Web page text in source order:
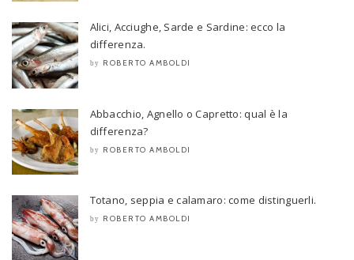
Alici, Acciughe, Sarde e Sardine: ecco la
differenza.
by ROBERTO AMBOLDI
Abbacchio, Agnello o Capretto: qual è la
differenza?
by ROBERTO AMBOLDI
Totano, seppia e calamaro: come distinguerli.
by ROBERTO AMBOLDI